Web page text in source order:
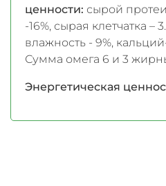
ценности: сырой
-16%, сырая клетчатка –
влажность - 9%,
Сумма омега 6 и 3
Энергетическая